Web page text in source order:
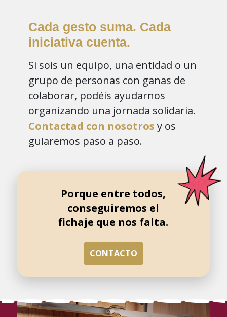
Cada gesto suma. Cada
iniciativa cuenta.
Si sois un equipo, una entidad o un
grupo de personas con ganas de
colaborar, podéis ayudarnos
organizando una jornada solidaria.
Contactad con nosotros y os
guiaremos paso a paso.
Porque entre todos,
conseguiremos el
fichaje que nos falta.
CONTACTO